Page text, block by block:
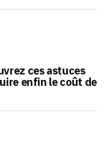
ces astuces
enfin le coût de